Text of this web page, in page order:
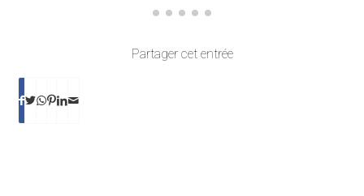
Partager cet entrée